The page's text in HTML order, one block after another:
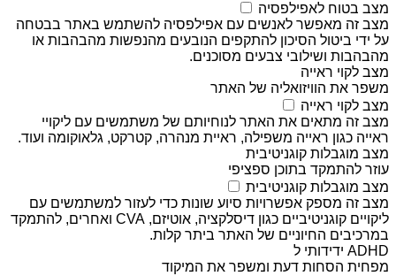
מצב בטוח לאפילפסיה
מצב זה מאפשר לאנשים עם אפילפסיה להשתמש באתר בבטחה
על ידי ביטול הסיכון להתקפים הנובעים מהנפשות מהבהבות או
מהבהבות ושילובי צבעים מסוכנים.
מצב לקוי ראייה
משפר את הוויזואליה של האתר
מצב לקוי ראייה
מצב זה מתאים את האתר לנוחיותם של משתמשים עם ליקויי
ראייה כגון ראייה משפילה, ראיית מנהרה, קטרקט, גלאוקומה ועוד.
מצב מוגבלות קוגניטיבית
עוזר להתמקד בתוכן ספציפי
מצב מוגבלות קוגניטיבית
מצב זה מספק אפשרויות סיוע שונות כדי לעזור למשתמשים עם
ליקויים קוגניטיביים כגון דיסלקציה, אוטיזם, CVA ואחרים, להתמקד
במרכיבים החיוניים של האתר ביתר קלות.
ADHD ידידותי ל
מפחית הסחות דעת ומשפר את המיקוד